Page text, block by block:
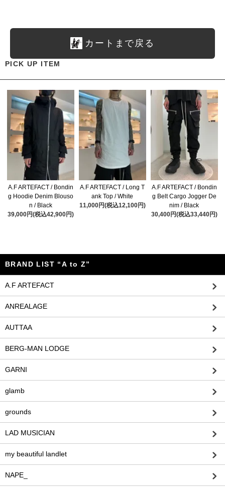
カートまで戻る
PICK UP ITEM
A.F ARTEFACT / Bondin
g Hoodie Denim Blouso
n / Black
39,000円(税込42,900円)
A.F ARTEFACT / Long T
ank Top / White
11,000円(税込12,100円)
A.F ARTEFACT / Bondin
g Belt Cargo Jogger De
nim / Black
30,400円(税込33,440円)
BRAND LIST “A to Z”
A.F ARTEFACT
ANREALAGE
AUTTAA
BERG-MAN LODGE
GARNI
glamb
grounds
LAD MUSICIAN
my beautiful landlet
NAPE_